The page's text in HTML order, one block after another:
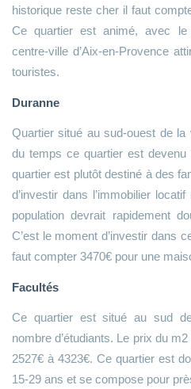
historique reste cher il faut
Ce quartier est animé, avec
centre-ville d’Aix-en-Provence
touristes.
Duranne
Quartier situé au sud-ouest de la
du temps ce quartier est devenu
quartier est plutôt destiné à des
d’investir dans l’immobilier
population devrait rapidement
C’est le moment d’investir dans
faut compter 3470€ pour une
Facultés
Ce quartier est situé au sud
nombre d’étudiants. Le prix du
2527€ à 4323€. Ce quartier est
15-29 ans et se compose pour